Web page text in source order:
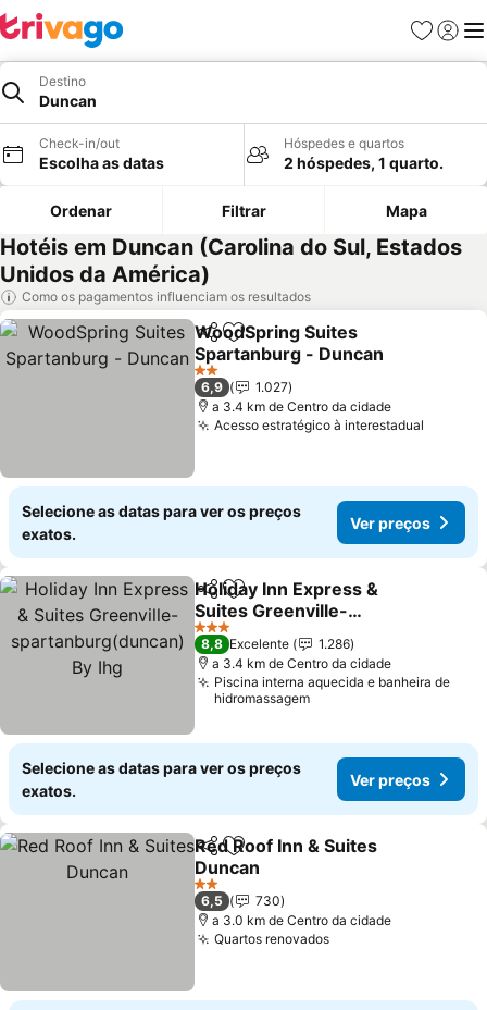
Favoritos
Iniciar
Destino
Duncan
Check-in/out
Escolha as datas
Hóspedes e quartos
2 hóspedes, 1 quarto.
Ordenar Filtrar Mapa
Hotéis em Duncan (Carolina do Sul, Estados
Unidos da América)
Como os pagamentos influenciam os resultados
PartilharAdicionar aos favoritos
WoodSpring Suites
Spartanburg - Duncan
2 Estrelas
6,9
1.027
a 3.4 km de Centro da cidade
Acesso estratégico à interestadual
Selecione as datas para ver os preços
exatos.
Ver preços
PartilharAdicionar aos favoritos
Holiday Inn Express &
Suites Greenville-
spartanburg(duncan) By
Ihg
3 Estrelas
8,8 Excelente
1.286
a 3.4 km de Centro da cidade
Piscina interna aquecida e banheira de
hidromassagem
Selecione as datas para ver os preços
exatos.
Ver preços
PartilharAdicionar aos favoritos
Red Roof Inn & Suites
Duncan
2 Estrelas
6,5
730
a 3.0 km de Centro da cidade
Quartos renovados